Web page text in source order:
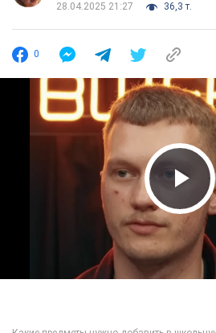
28.04.2025 21:27 36,3 т.
0
Play